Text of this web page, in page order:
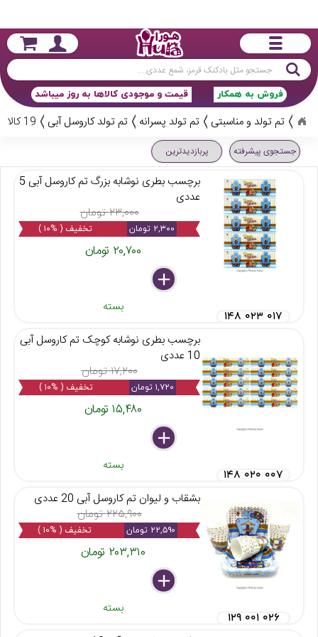
جستجو
قیمت و موجودی کالاها به روز میباشد فروش به همکار
تم تولد و مناسبتی تم تولد پسرانه تم تولد کاروسل آبی 19 کالا
جستجوی پیشرفته پربازدیدترین
برچسب بطری نوشابه بزرگ تم کاروسل آبی 5
عددی
۲۳,۰۰۰ تومان
۲,۳۰۰ تومان تخفیف ( %۱۰ )
۲۰,۷۰۰ تومان
delete
remove
add
بسته
۱۴۸ ۰۲۳ ۰۱۷
برچسب بطری نوشابه کوچک تم کاروسل آبی
10 عددی
۱۷,۲۰۰ تومان
۱,۷۲۰ تومان تخفیف ( %۱۰ )
۱۵,۴۸۰ تومان
delete
remove
add
بسته
۱۴۸ ۰۲۰ ۰۰۷
بشقاب و لیوان تم کاروسل آبی 20 عددی
۲۲۵,۹۰۰ تومان
۲۲,۵۹۰ تومان تخفیف ( %۱۰ )
۲۰۳,۳۱۰ تومان
delete
remove
add
بسته
۱۲۹ ۰۰۱ ۰۲۶